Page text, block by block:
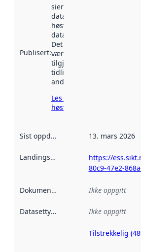
Publisert:
sier når
datasettet ble
høstet av
data.norge.no.
Det kan ha
vært
tilgjengelig
tidligere
andre steder.
Les mer om
høsting her
Sist oppdatert 13. mars 2026
Landingsside
https://
80c9-47e2-
Dokumentasjon Ikke oppgitt
Datasettype Ikke oppgitt
Metadatakvalitet
Tilstrekkelig